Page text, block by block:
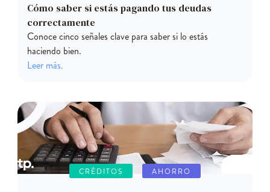
Cómo saber si estás pagando tus deudas
correctamente
Conoce cinco señales clave para saber si lo estás
haciendo bien.
Leer más.
CRÉDITOS AHORRO